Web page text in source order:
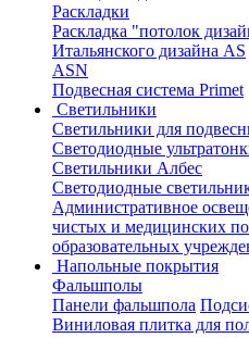
Раскладки
Раскладка "потолок
Итальянского дизайна AS
АSN
Подвесная система Primet
Светильники
Светильники для
Светодиодные
Светильники Албес
Светодиодные
Административное
чистых и медицинских
образовательных
Напольные покрытия
Фальшполы
Панели фальшпола
Виниловая плитка для